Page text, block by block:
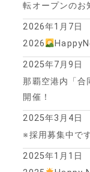
転オープンのお
2026
2026年1月7日
那覇空港内「
開催！
2025年7月9日
※採用募集中で
2025年3月4日
2025年1月1日